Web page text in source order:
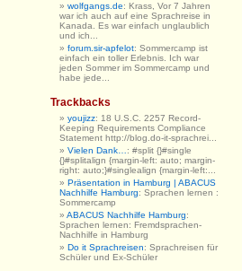
wolfgangs.de: Krass, Vor 7 Jahren
war ich auch auf eine Sprachreise in
Kanada. Es war einfach unglaublich
und ich...
forum.sir-apfelot: Sommercamp ist
einfach ein toller Erlebnis. Ich war
jeden Sommer im Sommercamp und
habe jede...
Trackbacks
youjizz: 18 U.S.C. 2257 Record-
Keeping Requirements Compliance
Statement http://blog.do-it-sprachrei...
Vielen Dank… : #split {}#single
{}#splitalign {margin-left: auto; margin-
right: auto;}#singlealign {margin-left:...
Präsentation in Hamburg | ABACUS
Nachhilfe Hamburg: Sprachen lernen :
Sommercamp
ABACUS Nachhilfe Hamburg:
Sprachen lernen: Fremdsprachen-
Nachhilfe in Hamburg
Do it Sprachreisen: Sprachreisen für
Schüler und Ex-Schüler